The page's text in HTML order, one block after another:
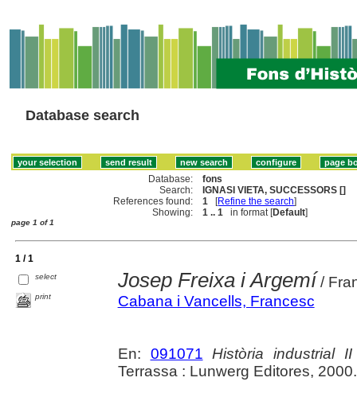
Database search
Database:
fons
Search:
IGNASI VIETA, SUCCESSORS []
References found:
1 [Refine the search]
Showing:
1 .. 1 in format [Default]
page 1 of 1
1 / 1
select
print
Josep Freixa i Argemí /
Cabana i Vancells, Francesc
En: 091071 Història industrial II
Terrassa : Lunwerg Editores,